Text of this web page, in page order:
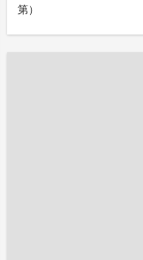
第）